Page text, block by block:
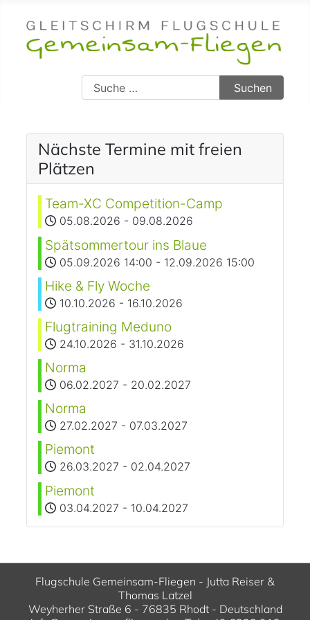
Suchen Suchen
Nächste Termine mit freien
Plätzen
Team-XC Competition-Camp
05.08.2026 - 09.08.2026
Spätsommertour ins Blaue
05.09.2026 14:00 - 12.09.2026 15:00
Hike & Fly Woche
10.10.2026 - 16.10.2026
Flugtraining Meduno
24.10.2026 - 31.10.2026
Norma
06.02.2027 - 20.02.2027
Norma
27.02.2027 - 07.03.2027
Piemont
26.03.2027 - 02.04.2027
Piemont
03.04.2027 - 10.04.2027
Flugschule Gemeinsam-Fliegen - Jutta Reiser &
Thomas Latzel
Weyherher Straße 6 - 76835 Rhodt - Deutschland